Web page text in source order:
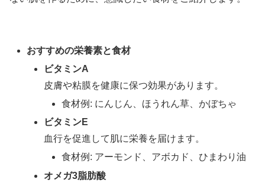
おすすめの栄養素と食材
ビタミンA
皮膚や粘膜を健康に保つ効果があります。
食材例: にんじん、ほうれん草、かぼちゃ
ビタミンE
血行を促進して肌に栄養を届けます。
食材例: アーモンド、アボカド、ひまわり油
オメガ3脂肪酸